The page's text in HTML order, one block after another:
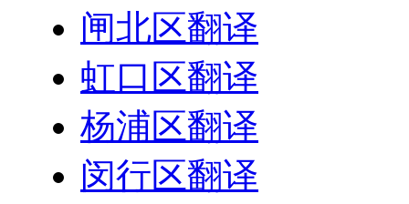
闸北区翻译
虹口区翻译
杨浦区翻译
闵行区翻译